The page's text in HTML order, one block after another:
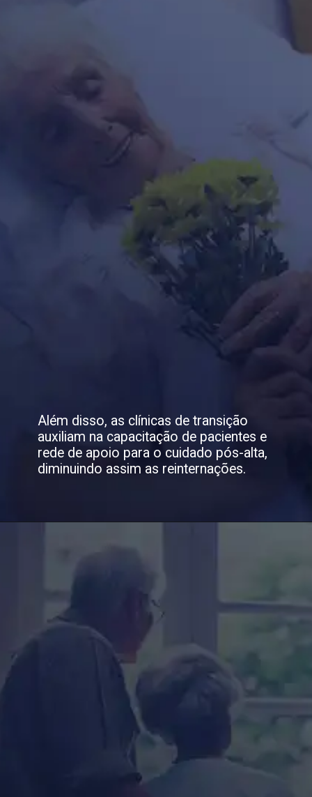
Além disso, as clínicas de transição
auxiliam na capacitação de pacientes e
rede de apoio para o cuidado pós-alta,
diminuindo assim as reinternações.